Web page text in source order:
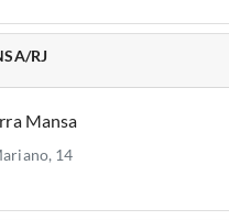
RJ
Mansa
14